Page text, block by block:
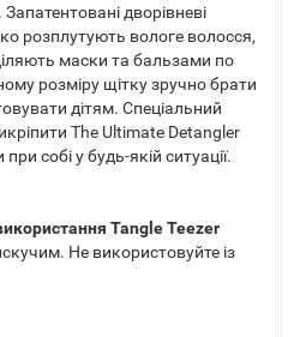
дворівневі
розплутують вологе волосся,
маски та бальзами по
розміру щітку зручно брати
дітям. Спеціальний
The Ultimate Detangler
собі у будь-якій ситуації.
Tangle Teezer
Не використовуйте із